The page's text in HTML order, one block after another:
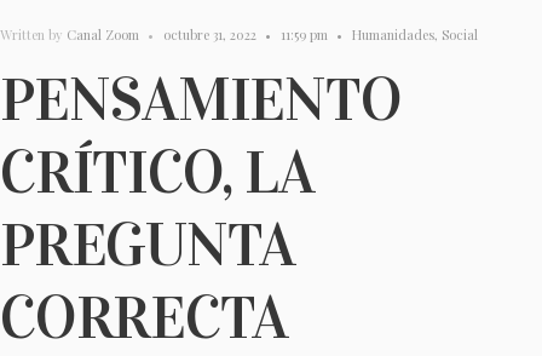
Written by Canal Zoom • octubre 31, 2022 • 11:59 pm • Humanidades, Social
PENSAMIENTO
CRÍTICO, LA
PREGUNTA
CORRECTA